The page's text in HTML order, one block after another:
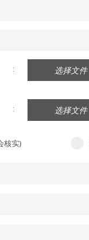
选择文件
选择文件
核实)